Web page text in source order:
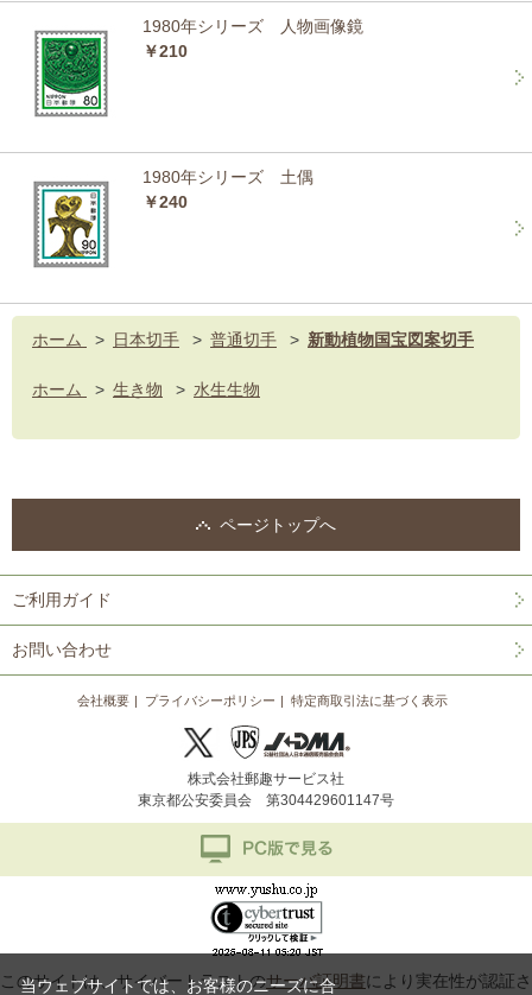
1980年シリーズ 人物画像鏡
￥210
1980年シリーズ 土偶
￥240
ホーム > 日本切手 > 普通切手 > 新動植物国宝図案切手
ホーム > 生き物 > 水生生物
ページトップへ
ご利用ガイド
お問い合わせ
会社概要 プライバシーポリシー 特定商取引法に基づく表示
株式会社郵趣サービス社
東京都公安委員会 第304429601147号
このサイトは、サイバートラストのサーバ証明書により実在性が認証さ
当ウェブサイトでは、お客様のニーズに合